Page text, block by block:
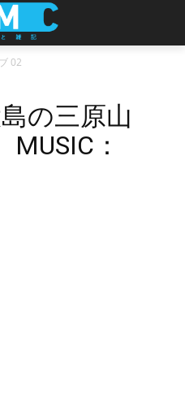
02
の三原山
：